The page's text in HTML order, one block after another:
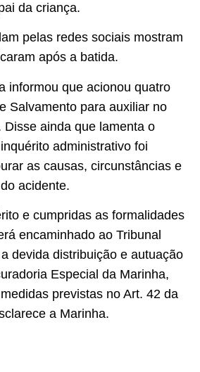
da criança.
pelas redes sociais mostram
após a batida.
informou que acionou quatro
Salvamento para auxiliar no
ainda que lamenta o
administrativo foi
as causas, circunstâncias e
acidente.
e cumpridas as formalidades
encaminhado ao Tribunal
devida distribuição e autuação
Especial da Marinha,
previstas no Art. 42 da
a Marinha.